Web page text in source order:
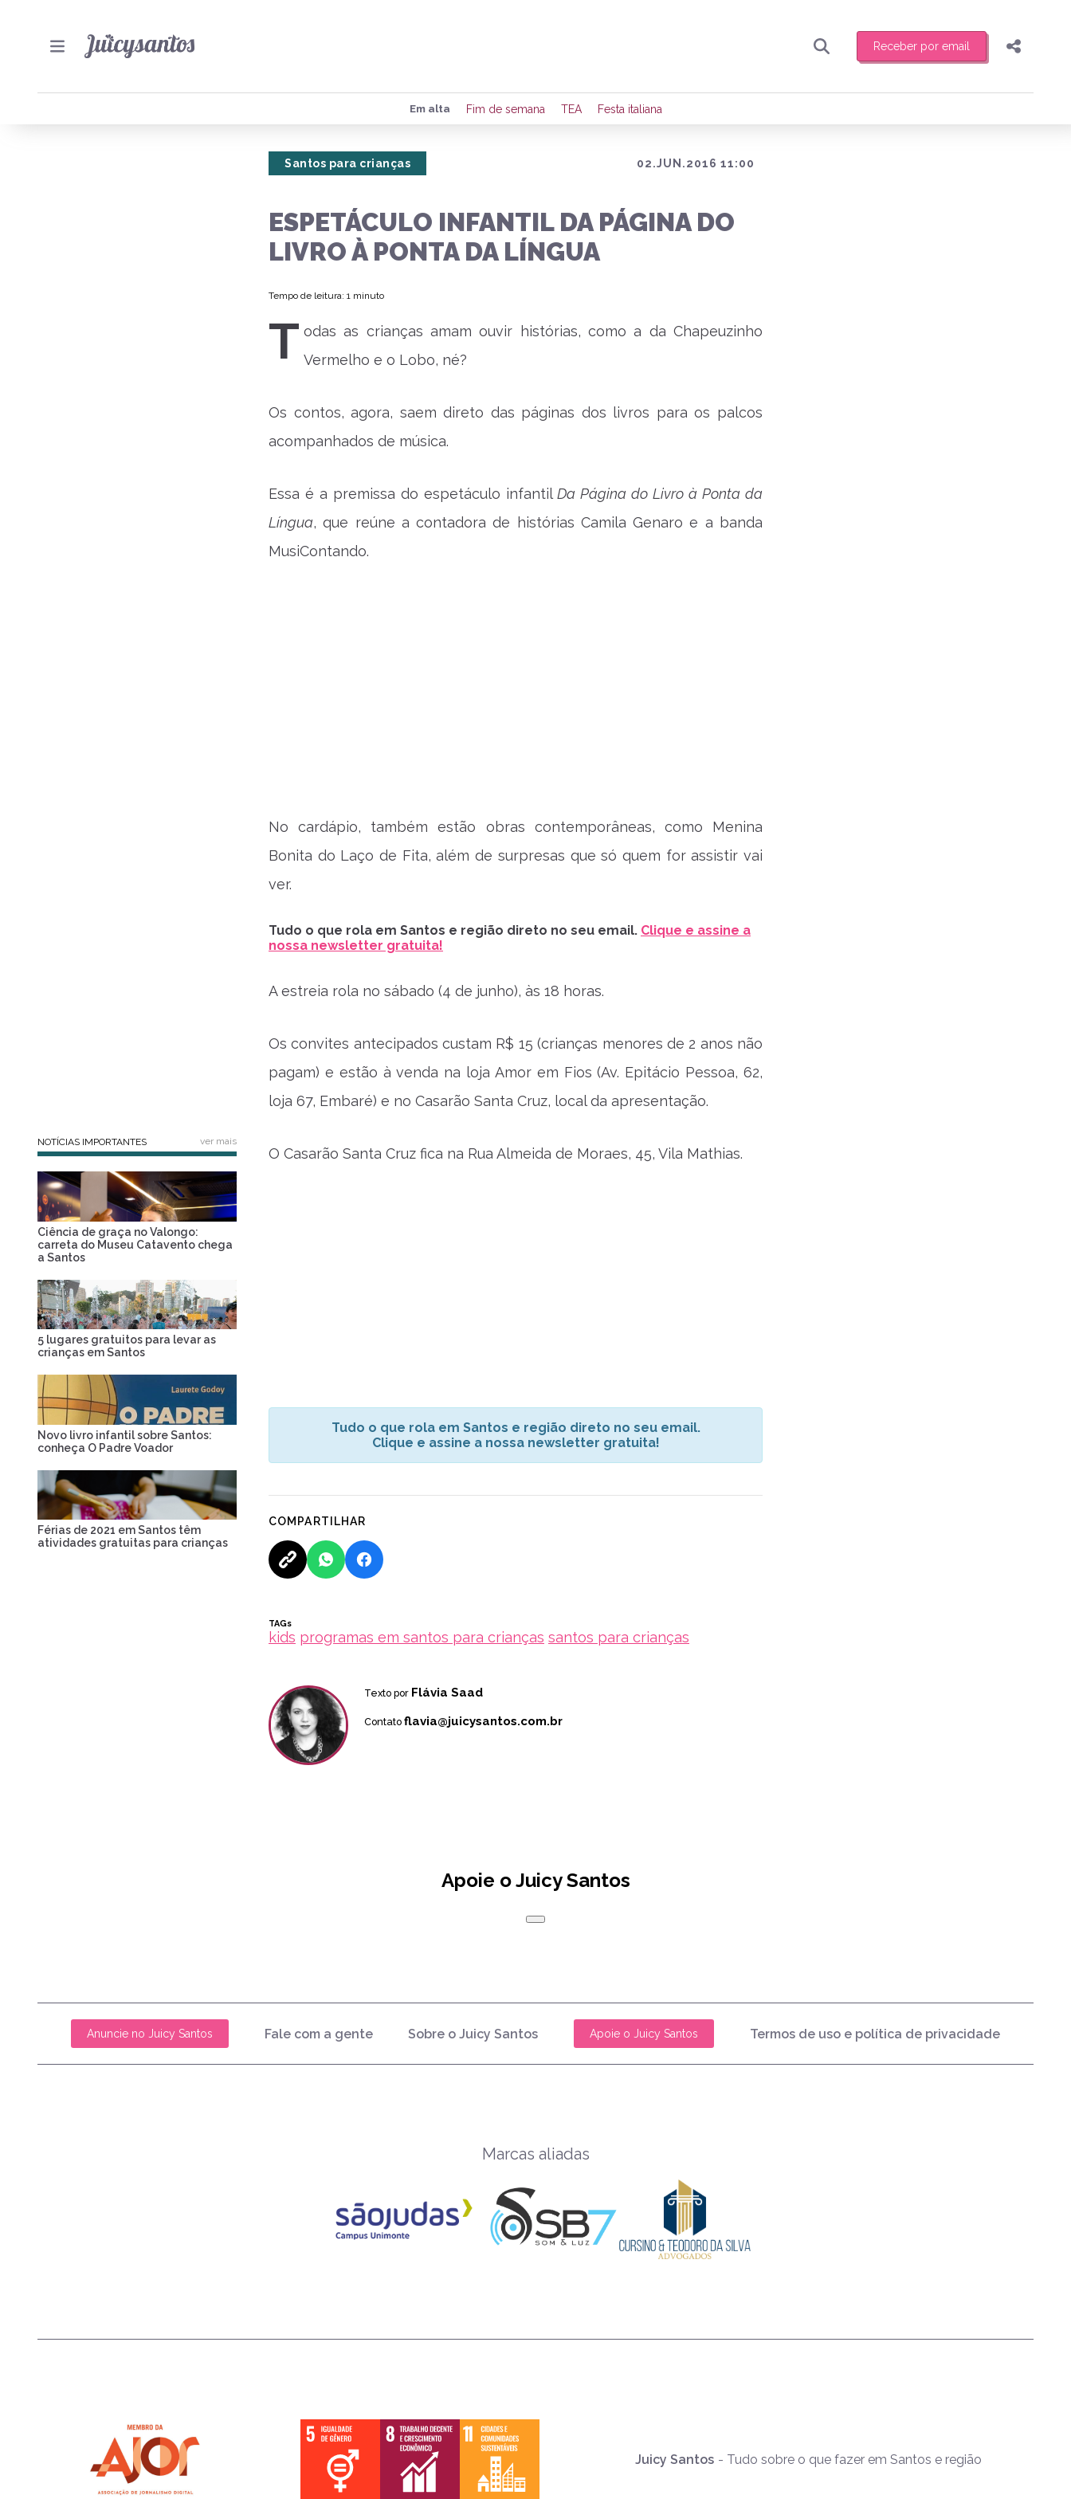
Receber por email
Preencha seus dados para receber toda sexta-feira de manhã o resumo
de eventos e notícias da região.
Compartilhar
Em alta Fim de semana TEA Festa italiana
02.JUN.2016 11:00
Santos para crianças
ESPETÁCULO INFANTIL DA PÁGINA DO
LIVRO À PONTA DA LÍNGUA
Tempo de leitura: 1 minuto
T odas as crianças amam ouvir histórias, como a da Chapeuzinho
Vermelho e o Lobo, né?
Os contos, agora, saem direto das páginas dos livros para os palcos
acompanhados de música.
Essa é a premissa do espetáculo infantilDa Página do Livro à Ponta da
Língua, que reúne a contadora de histórias Camila Genaro e a banda
MusiContando.
No cardápio, também estão obras contemporâneas, como Menina
Bonita do Laço de Fita, além de surpresas que só quem for assistir vai
ver.
Tudo o que rola em Santos e região direto no seu email. Clique e assine a
nossa newsletter gratuita!
A estreia rola no sábado (4 de junho), às 18 horas.
Os convites antecipados custam R$ 15 (crianças menores de 2 anos não
pagam) e estão à venda na loja Amor em Fios (Av. Epitácio Pessoa, 62,
loja 67, Embaré) e no Casarão Santa Cruz, local da apresentação.
O Casarão Santa Cruz fica na Rua Almeida de Moraes, 45, Vila Mathias.
Tudo o que rola em Santos e região direto no seu email.
Clique e assine a nossa newsletter gratuita!
COMPARTILHAR
TAGs
kids programas em santos para crianças santos para crianças
Texto por Flávia Saad
Contato flavia@juicysantos.com.br
NOTÍCIAS IMPORTANTES ver mais
Ciência de graça no Valongo:
carreta do Museu Catavento chega
a Santos
5 lugares gratuitos para levar as
crianças em Santos
Novo livro infantil sobre Santos:
conheça O Padre Voador
Férias de 2021 em Santos têm
atividades gratuitas para crianças
Apoie o Juicy Santos
Anuncie no Juicy Santos Fale com a gente Sobre o Juicy Santos Apoie o Juicy Santos Termos de uso e política de privacidade
Marcas aliadas
Juicy Santos - Tudo sobre o que fazer em Santos e região